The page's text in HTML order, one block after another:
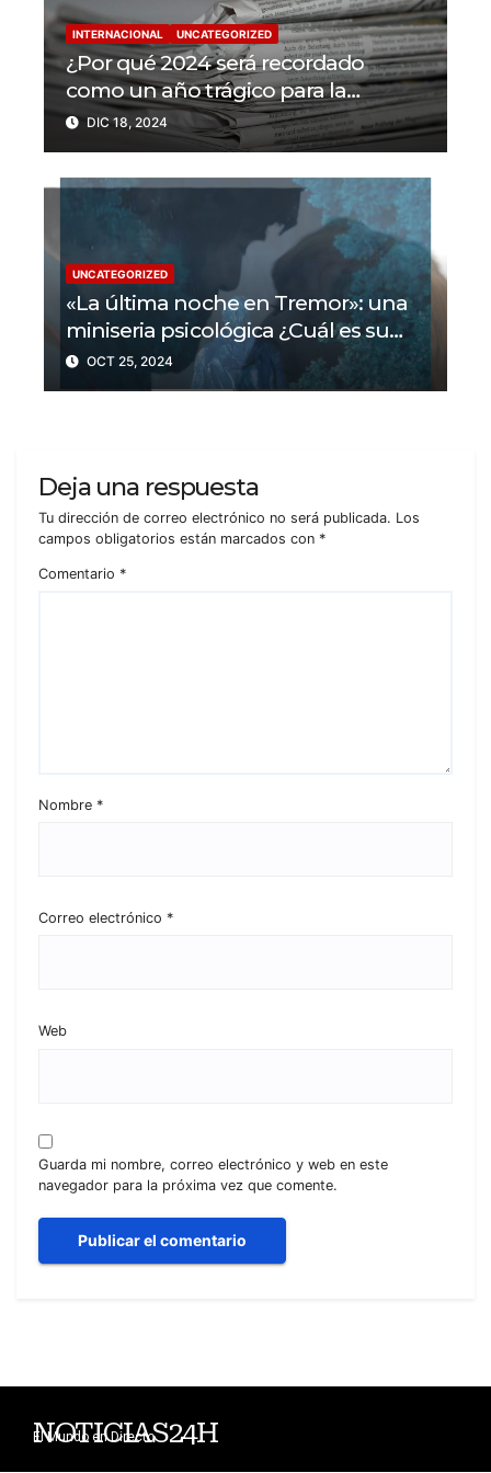
INTERNACIONAL UNCATEGORIZED
¿Por qué 2024 será recordado
como un año trágico para la
libertad de prensa? Un tercio de los
periodistas asesinados por Israel
DIC 18, 2024
UNCATEGORIZED
«La última noche en Tremor»: una
miniseria psicológica ¿Cuál es su
trama?
OCT 25, 2024
Deja una respuesta
Tu dirección de correo electrónico no será publicada. Los
campos obligatorios están marcados con *
Comentario *
Nombre *
Correo electrónico *
Web
Guarda mi nombre, correo electrónico y web en este
navegador para la próxima vez que comente.
NOTICIAS24H
El Mundo en Directo